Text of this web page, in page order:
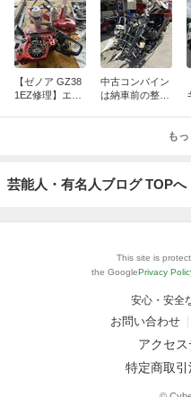
【ゼノア GZ38
1EZ修理】エン
中古コンバイン
は納車前の整備
も
芸能人・有名人ブログ TOPへ
This site is
the GooglePrivacy
安心・安全
お問い合わせ
アクセ
特定商取